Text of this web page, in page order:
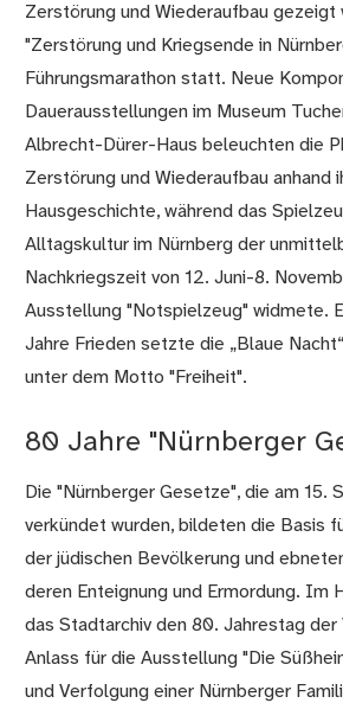
Zerstörung und Wiederaufbau gezeigt
"Zerstörung und Kriegsende in
Führungsmarathon statt. Neue
Dauerausstellungen im Museum
Albrecht-Dürer-Haus beleuchten die
Zerstörung und Wiederaufbau anhand
Hausgeschichte, während das
Alltagskultur im Nürnberg der
Nachkriegszeit von 12. Juni-8.
Ausstellung "Notspielzeug" widmete.
Jahre Frieden setzte die „Blaue
unter dem Motto "Freiheit".
80 Jahre "Nürnberger
Die "Nürnberger Gesetze", die am 15.
verkündet wurden, bildeten die Basis
der jüdischen Bevölkerung und
deren Enteignung und Ermordung. Im
das Stadtarchiv den 80. Jahrestag der
Anlass für die Ausstellung "Die
und Verfolgung einer Nürnberger